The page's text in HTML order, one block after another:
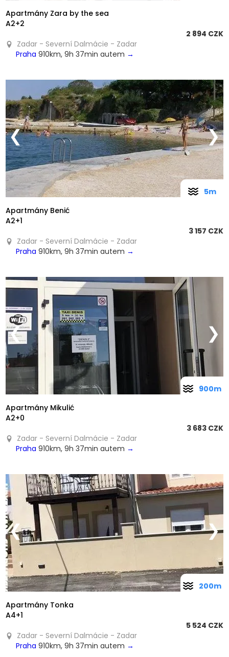
Apartmány Zara by the sea
A2+2
2 894 CZK
Zadar - Severní Dalmácie - Zadar
Praha 910km, 9h 37min autem →
❮ ❯
Apartmány Benić
A2+1
3 157 CZK
Zadar - Severní Dalmácie - Zadar
Praha 910km, 9h 37min autem →
5m
❮ ❯
Apartmány Mikulić
A2+0
3 683 CZK
Zadar - Severní Dalmácie - Zadar
Praha 910km, 9h 37min autem →
900m
❮ ❯
Apartmány Tonka
A4+1
5 524 CZK
Zadar - Severní Dalmácie - Zadar
Praha 910km, 9h 37min autem →
200m